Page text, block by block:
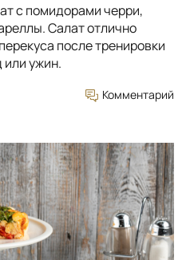
с помидорами черри,
Салат отлично
после тренировки
или ужин.
Комментарий